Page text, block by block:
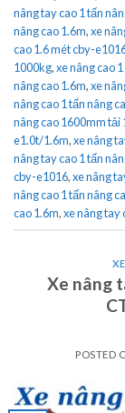
nâng tay cao 1 tấn
nâng cao 1.6m,xe
cao 1.6 mét cby-
1000kg,xe nâng cao
nâng cao 1.6m,xe
nâng cao 1 tấn nâng
nâng cao 1600mm tải
e1.0t/1.6m,xe nâng
nâng tay cao 1 tấn
cby-e1016,xe nâng
nâng cao 1 tấn nâng
cao 1.6m,xe nâng tay
Xe nâng
POSTED